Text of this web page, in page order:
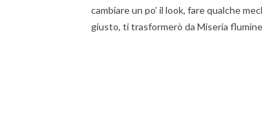
cambiare un po’ il look, fare qualche
giusto, ti trasformerò da Miseria